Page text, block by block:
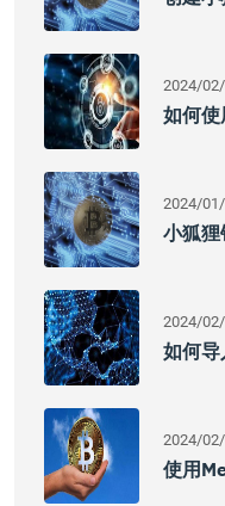
2024/
如何
2024/
小狐狸
2024/
如何
2024/
使用